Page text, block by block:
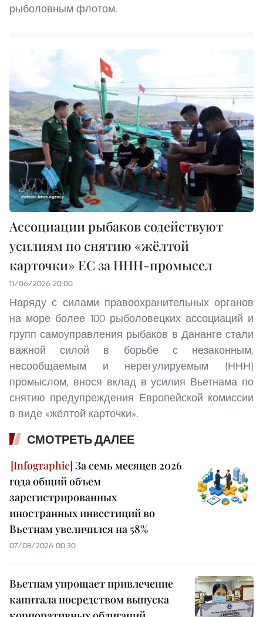
рыболовным флотом.
Ассоциации рыбаков содействуют
усилиям по снятию «жёлтой
карточки» ЕС за ННН-промысел
11/06/2026 20:00
Наряду с силами правоохранительных органов
на море более 100 рыболовецких ассоциаций и
групп самоуправления рыбаков в Дананге стали
важной силой в борьбе с незаконным,
несообщаемым и нерегулируемым (ННН)
промыслом, внося вклад в усилия Вьетнама по
снятию предупреждения Европейской комиссии
в виде «жёлтой карточки».
СМОТРЕТЬ ДАЛЕЕ
За семь месяцев 2026
года общий объем
зарегистрированных
иностранных инвестиций во
Вьетнам увеличился на 58%
07/08/2026 00:30
Вьетнам упрощает привлечение
капитала посредством выпуска